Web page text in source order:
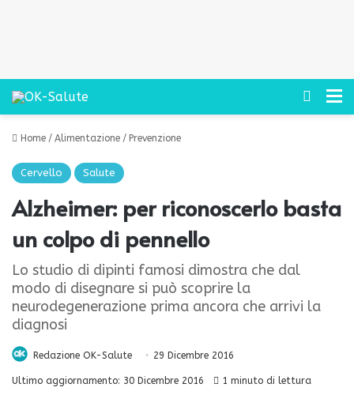
Cerca
Home / Alimentazione / Prevenzione
Cervello Salute
Alzheimer: per riconoscerlo basta
un colpo di pennello
Lo studio di dipinti famosi dimostra che dal
modo di disegnare si può scoprire la
neurodegenerazione prima ancora che arrivi la
diagnosi
Redazione OK-Salute 29 Dicembre 2016
Ultimo aggiornamento: 30 Dicembre 2016 1 minuto di lettura